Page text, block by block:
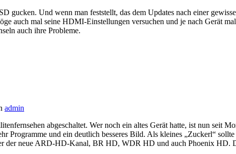
gucken. Und wenn man feststellt, das dem Updates nach einer
auch mal seine HDMI-Einstellungen versuchen und je nach Gerät
auch ihre Probleme.
admin
abgeschaltet. Wer noch ein altes Gerät hatte, ist nun seit
Programme und ein deutlich besseres Bild. Als kleines „Zuckerl“
der neue ARD-HD-Kanal, BR HD, WDR HD und auch Phoenix HD.